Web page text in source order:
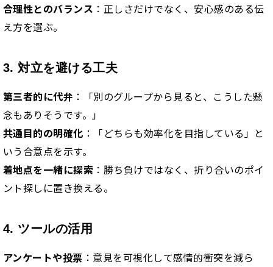
合理性とのバランス ：正しさだけでなく、安心感のある伝
え方を選ぶ。
3. 対立を避ける工夫
第三者的に代弁 ：「別のグループから見ると、こうした懸
念もありそうです。」
共通目的の明確化 ：「どちらも効率化を目指している」と
いう合意点を示す。
着地点を一緒に探索 ：勝ち負けではなく、折り合いのポイ
ント探しに置き換える。
4. ツールの活用
アンケートや投票 ：意見を可視化して感情的衝突を減ら